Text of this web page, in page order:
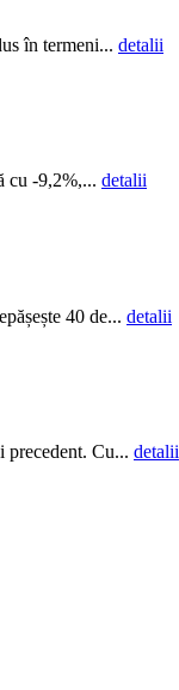
în termeni... detalii
cu -9,2%,... detalii
40 de... detalii
precedent. Cu... detalii